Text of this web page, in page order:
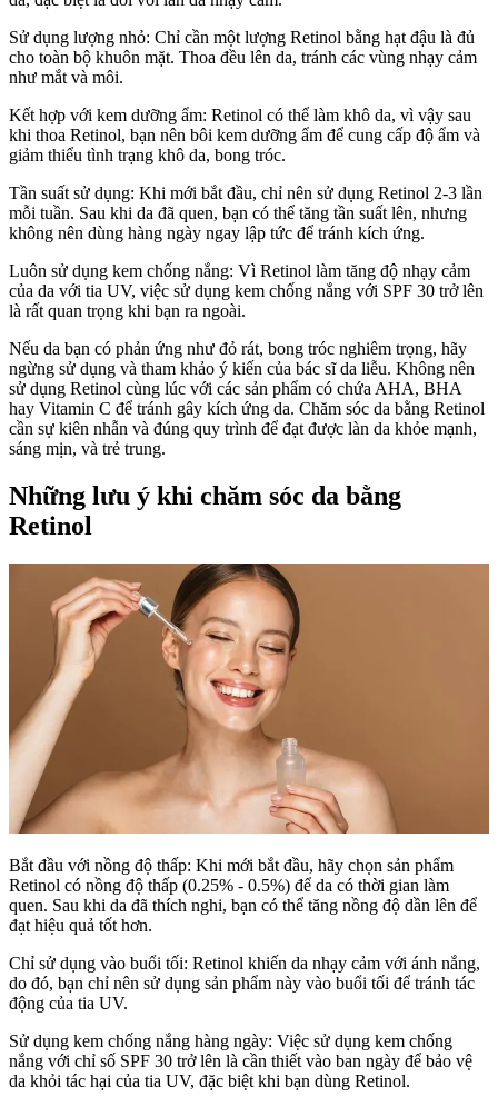
Sử dụng lượng nhỏ: Chỉ cần một lượng Retinol bằng hạt đậu là đủ
cho toàn bộ khuôn mặt. Thoa đều lên da, tránh các vùng nhạy cảm
như mắt và môi.
Kết hợp với kem dưỡng ẩm: Retinol có thể làm khô da, vì vậy sau
khi thoa Retinol, bạn nên bôi kem dưỡng ẩm để cung cấp độ ẩm và
giảm thiểu tình trạng khô da, bong tróc.
Tần suất sử dụng: Khi mới bắt đầu, chỉ nên sử dụng Retinol 2-3 lần
mỗi tuần. Sau khi da đã quen, bạn có thể tăng tần suất lên, nhưng
không nên dùng hàng ngày ngay lập tức để tránh kích ứng.
Luôn sử dụng kem chống nắng: Vì Retinol làm tăng độ nhạy cảm
của da với tia UV, việc sử dụng kem chống nắng với SPF 30 trở lên
là rất quan trọng khi bạn ra ngoài.
Nếu da bạn có phản ứng như đỏ rát, bong tróc nghiêm trọng, hãy
ngừng sử dụng và tham khảo ý kiến của bác sĩ da liễu. Không nên
sử dụng Retinol cùng lúc với các sản phẩm có chứa AHA, BHA
hay Vitamin C để tránh gây kích ứng da. Chăm sóc da bằng Retinol
cần sự kiên nhẫn và đúng quy trình để đạt được làn da khỏe mạnh,
sáng mịn, và trẻ trung.
Những lưu ý khi chăm sóc da bằng
Retinol
Bắt đầu với nồng độ thấp: Khi mới bắt đầu, hãy chọn sản phẩm
Retinol có nồng độ thấp (0.25% - 0.5%) để da có thời gian làm
quen. Sau khi da đã thích nghi, bạn có thể tăng nồng độ dần lên để
đạt hiệu quả tốt hơn.
Chỉ sử dụng vào buổi tối: Retinol khiến da nhạy cảm với ánh nắng,
do đó, bạn chỉ nên sử dụng sản phẩm này vào buổi tối để tránh tác
động của tia UV.
Sử dụng kem chống nắng hàng ngày: Việc sử dụng kem chống
nắng với chỉ số SPF 30 trở lên là cần thiết vào ban ngày để bảo vệ
da khỏi tác hại của tia UV, đặc biệt khi bạn dùng Retinol.